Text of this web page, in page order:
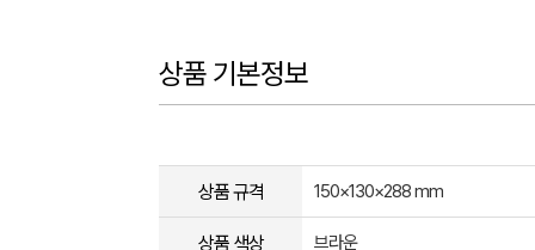
상품 기본정보
상품 규격 150×130×288 mm
상품 색상 브라운